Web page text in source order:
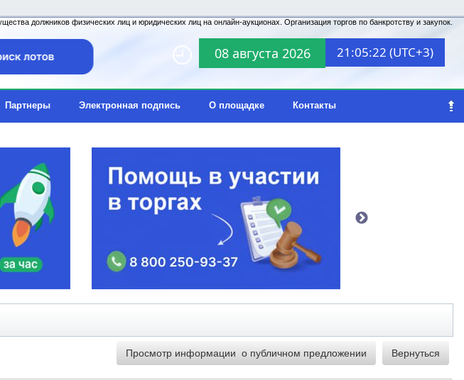
08 августа 2026 21:05:22 (UTC+3)
должников физических лиц и юридических лиц на онлайн-аукционах. Организация торгов по банкротству и закупок.
Партнеры Электронная подпись О площадке Контакты